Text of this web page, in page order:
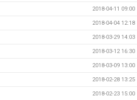
2018-04-11 09:00
2018-04-04 12:18
2018-03-29 14:03
2018-03-12 16:30
2018-03-09 13:00
2018-02-28 13:25
2018-02-23 15:00